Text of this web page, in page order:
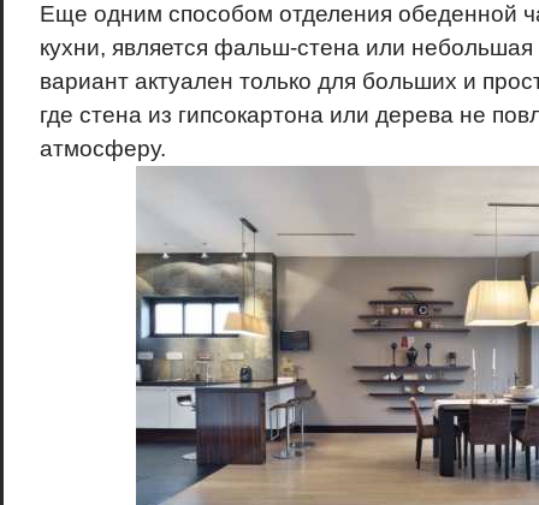
Еще одним способом отделения обеденной
кухни, является фальш-стена или небольшая
вариант актуален только для больших и
где стена из гипсокартона или дерева не
атмосферу.